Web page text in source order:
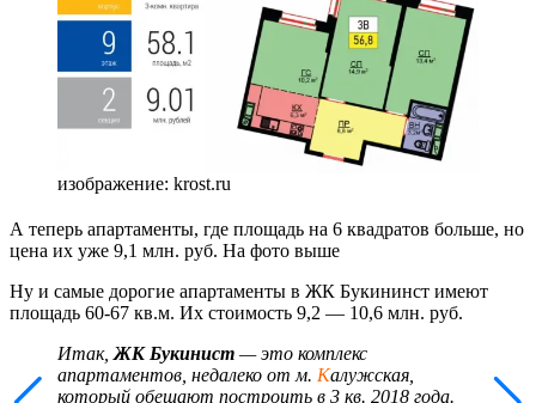
изображение: krost.ru
А теперь апартаменты, где площадь на 6 квадратов больше, но
цена их уже 9,1 млн. руб. На фото выше
Ну и самые дорогие апартаменты в ЖК Букининст имеют
площадь 60-67 кв.м. Их стоимость 9,2 — 10,6 млн. руб.
Итак, ЖК Букинист — это комплекс
апартаментов, недалеко от м. Калужская,
который обещают построить в 3 кв. 2018 года.